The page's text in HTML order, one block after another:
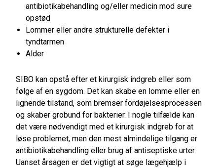
antibiotikabehandling og/eller medicin mod sure
opstød
Lommer eller andre strukturelle defekter i
tyndtarmen
Alder
SIBO kan opstå efter et kirurgisk indgreb eller som
følge af en sygdom. Det kan skabe en lomme eller en
lignende tilstand, som bremser fordøjelsesprocessen
og skaber grobund for bakterier. I nogle tilfælde kan
det være nødvendigt med et kirurgisk indgreb for at
løse problemet, men den mest almindelige tilgang er
antibiotikabehandling eller brug af antiseptiske urter.
Uanset årsagen er det vigtigt at søge lægehjælp i